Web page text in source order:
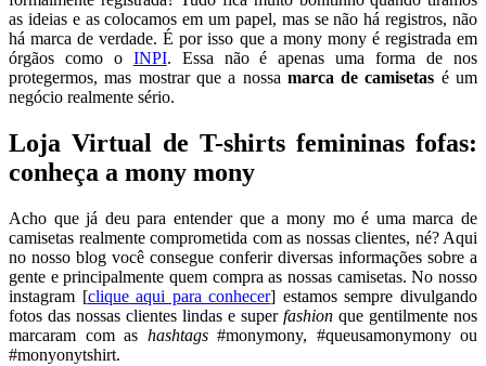
as ideias e as colocamos em um papel, mas se não há registros, não
há marca de verdade. É por isso que a mony mony é registrada em
órgãos como o INPI. Essa não é apenas uma forma de nos
protegermos, mas mostrar que a nossa marca de camisetas é um
negócio realmente sério.
Loja Virtual de T-shirts femininas fofas:
conheça a mony mony
Acho que já deu para entender que a mony mo é uma marca de
camisetas realmente comprometida com as nossas clientes, né? Aqui
no nosso blog você consegue conferir diversas informações sobre a
gente e principalmente quem compra as nossas camisetas. No nosso
instagram [clique aqui para conhecer] estamos sempre divulgando
fotos das nossas clientes lindas e super fashion que gentilmente nos
marcaram com as hashtags#monymony, #queusamonymony ou
#monyonytshirt.